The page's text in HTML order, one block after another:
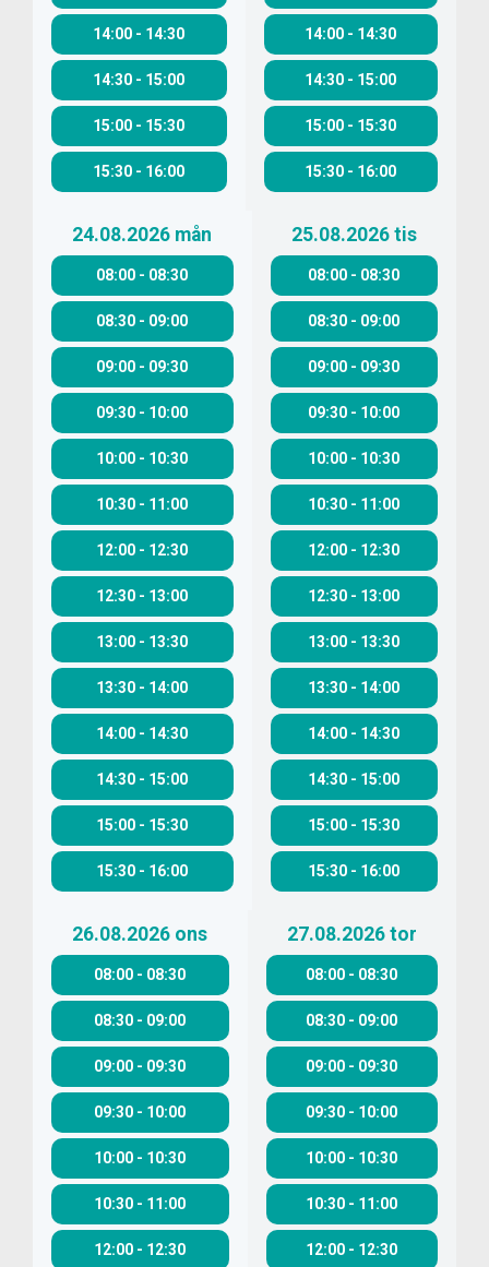
14:00 - 14:30
14:30 - 15:00
15:00 - 15:30
15:30 - 16:00
14:00 - 14:30
14:30 - 15:00
15:00 - 15:30
15:30 - 16:00
24.08.2026 mån
08:00 - 08:30
08:30 - 09:00
09:00 - 09:30
09:30 - 10:00
10:00 - 10:30
10:30 - 11:00
12:00 - 12:30
12:30 - 13:00
13:00 - 13:30
13:30 - 14:00
14:00 - 14:30
14:30 - 15:00
15:00 - 15:30
15:30 - 16:00
25.08.2026 tis
08:00 - 08:30
08:30 - 09:00
09:00 - 09:30
09:30 - 10:00
10:00 - 10:30
10:30 - 11:00
12:00 - 12:30
12:30 - 13:00
13:00 - 13:30
13:30 - 14:00
14:00 - 14:30
14:30 - 15:00
15:00 - 15:30
15:30 - 16:00
26.08.2026 ons
08:00 - 08:30
08:30 - 09:00
09:00 - 09:30
09:30 - 10:00
10:00 - 10:30
10:30 - 11:00
12:00 - 12:30
27.08.2026 tor
08:00 - 08:30
08:30 - 09:00
09:00 - 09:30
09:30 - 10:00
10:00 - 10:30
10:30 - 11:00
12:00 - 12:30